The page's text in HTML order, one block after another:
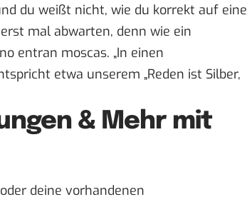
du weißt nicht, wie du korrekt auf eine
mal abwarten, denn wie ein
entran moscas. „In einen
etwa unserem „Reden ist Silber,
& Mehr mit
deine vorhandenen